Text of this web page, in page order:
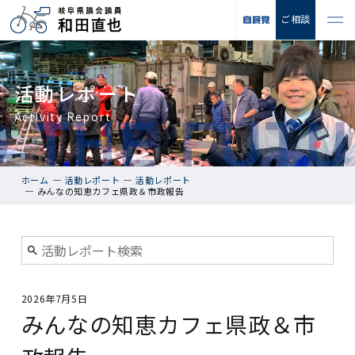
ご相談
活動レポート
Activity Report
ホーム 活動レポート
活動レポート
みんなの知恵カフェ県政＆市政報告
2026年7月5日
みんなの知恵カフェ県政＆市